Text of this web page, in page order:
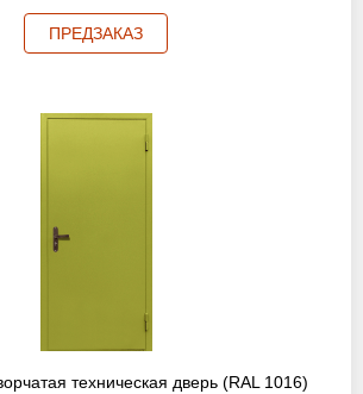
+7 (495) 767-19-79
Раменское
Работаем без выходных!
ПРЕДЗАКАЗ
техническая дверь (RAL 1016)